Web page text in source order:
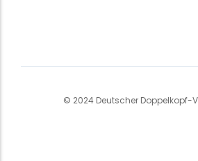
© 2024 Deutscher Doppelkopf-